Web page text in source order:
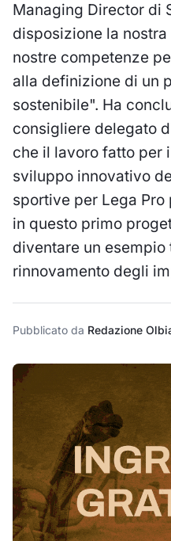
Managing Director di
disposizione la
nostre competenze
alla definizione di un
sostenibile". Ha
consigliere delegato
che il lavoro fatto per
sviluppo innovativo
sportive per Lega
in questo primo
diventare un esempio
rinnovamento degli
Pubblicato da Redazione